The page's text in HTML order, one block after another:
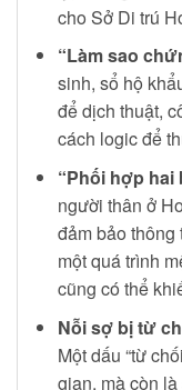
cho Sở Di trú
“Làm sao
sinh, sổ hộ
để dịch thuật,
cách logic để
“Phối hợp hai
người thân ở
đảm bảo
một quá trình
cũng có thể
Nỗi sợ bị từ
Một dấu “từ
gian, mà còn